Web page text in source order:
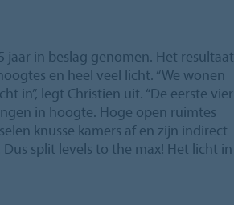
jaar in beslag genomen. Het resultaat
en heel veel licht. “We wonen
in”, legt Christien uit. “De eerste vier
in hoogte. Hoge open ruimtes
knusse kamers af en zijn indirect
split levels to the max! Het licht in